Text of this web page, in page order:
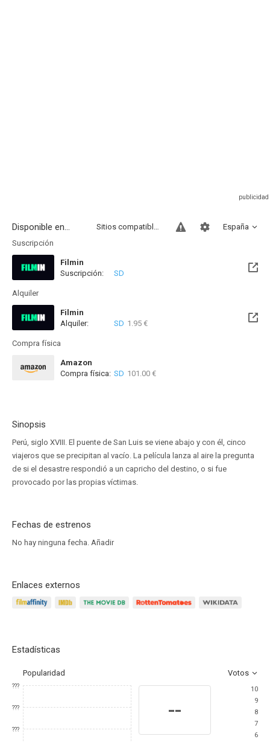
Disponible en... España
Sitios compatibles
Suscripción
Filmin
Disponible hasta el Mar, 06 Oct 2026 (Queda 1 mes)
Suscripción: SD
Alquiler
Filmin
Disponible hasta el Mar, 06 Oct 2026 (Queda 1 mes)
Alquiler: SD 1.95 €
Compra física
Amazon
Compra física: SD 101.00 €
Sinopsis
Perú, siglo XVIII. El puente de San Luis se viene abajo y con él, cinco
viajeros que se precipitan al vacío. La película lanza al aire la pregunta
de si el desastre respondió a un capricho del destino, o si fue
provocado por las propias víctimas.
Fechas de estrenos
No hay ninguna fecha. Añadir
Enlaces externos
Estadísticas
Popularidad Votos
???
???
???
--
10
9
8
7
6